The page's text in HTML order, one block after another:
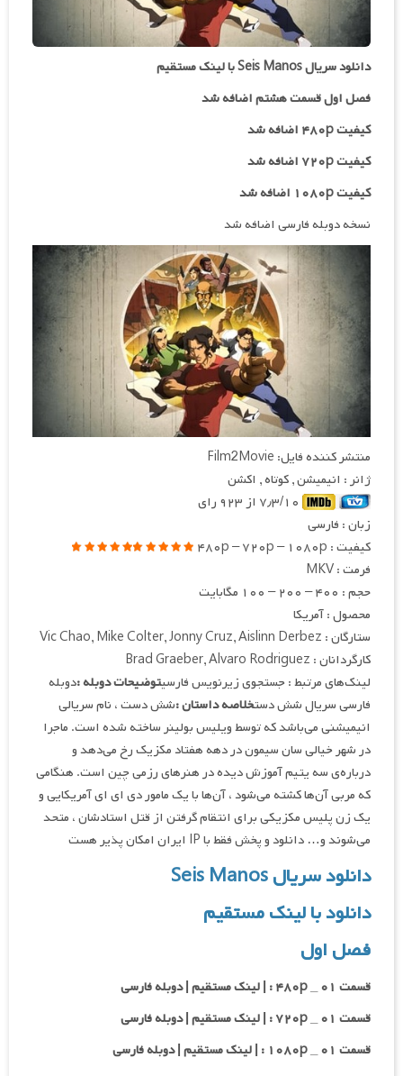
دانلود سریال Seis Manos با لینک مستقیم
فصل اول قسمت هشتم اضافه شد
کیفیت ۴۸۰p اضافه شد
کیفیت ۷۲۰p اضافه شد
کیفیت ۱۰۸۰p اضافه شد
نسخه دوبله فارسی اضافه شد
منتشر کننده فایل: Film2Movie
ژانر : انیمیشن , کوتاه , اکشن
زبان : فارسی
کیفیت : ۴۸۰p – ۷۲۰p – ۱۰۸۰p
فرمت : MKV
حجم : ۴۰۰ – ۲۰۰ – ۱۰۰ مگابایت
محصول : آمریکا
ستارگان : Vic Chao, Mike Colter, Jonny Cruz, Aislinn Derbez
کارگردانان : Brad Graeber, Alvaro Rodriguez
لینک‌های مرتبط : جستجوی زیرنویس فارسیتوضیحات دوبله :دوبله
فارسی سریال شش دستخلاصه داستان :شش دست ، نام سریالی
انیمیشنی می‌باشد که توسط ویلیس بولینر ساخته شده است. ماجرا
در شهر خیالی سان سیمون در دهه هفتاد مکزیک رخ می‌دهد و
درباره‌ی سه یتیم آموزش دیده در هنرهای رزمی چین است. هنگامی
که مربی آن‌ها کشته می‌شود ، آن‌ها با یک مامور دی ای ای آمریکایی و
یک زن پلیس مکزیکی برای انتقام گرفتن از قتل استادشان ، متحد
می‌شوند و… دانلود و پخش فقط با IP ایران امکان پذیر هست
دانلود سریال Seis Manos
دانلود با لینک مستقیم
فصل اول
قسمت ۰۱ _ ۴۸۰p : | لینک مستقیم | دوبله فارسی
قسمت ۰۱ _ ۷۲۰p : | لینک مستقیم | دوبله فارسی
قسمت ۰۱ _ ۱۰۸۰p : | لینک مستقیم | دوبله فارسی